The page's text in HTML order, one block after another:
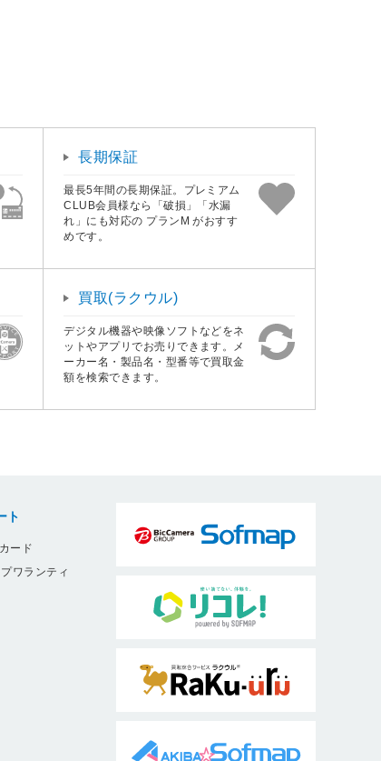
長期保証
最長5年間の長期保証。プレミアム
CLUB会員様なら「破損」「水漏
れ」にも対応の プランM がおすす
めです。
買取(ラクウル)
デジタル機器や映像ソフトなどをネ
ットやアプリでお売りできます。メ
ーカー名・製品名・型番等で買取金
額を検索できます。
ト
ード
ワランティ